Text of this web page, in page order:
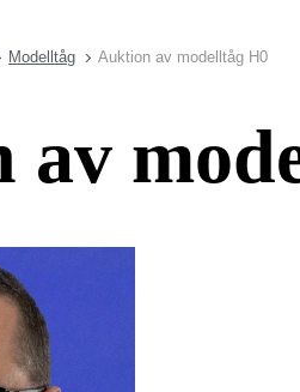
Modelltåg Auktion av modelltåg H0